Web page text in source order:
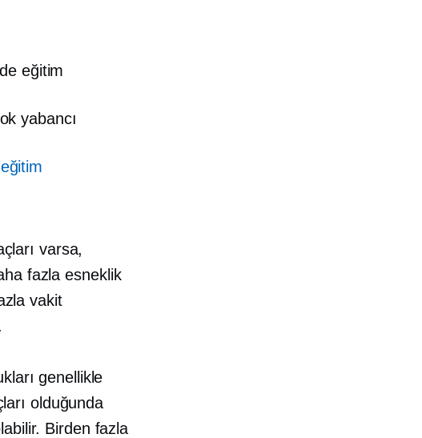
eğitim
yabancı
eğitim
varsa,
fazla esneklik
vakit
genellikle
olduğunda
Birden fazla